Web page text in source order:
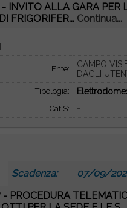
INVITO ALLA GARA PER
FRIGORIFER... Continua...
Ente:
CAMPO
DAGLI
Tipologia:
Cat S: -
Scadenza: 07/09/
PROCEDURA